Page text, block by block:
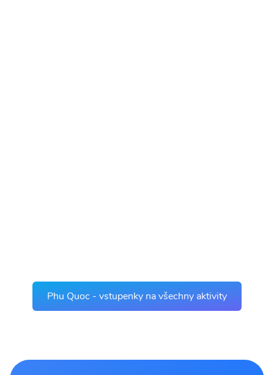
Phu Quoc - vstupenky na všechny aktivity